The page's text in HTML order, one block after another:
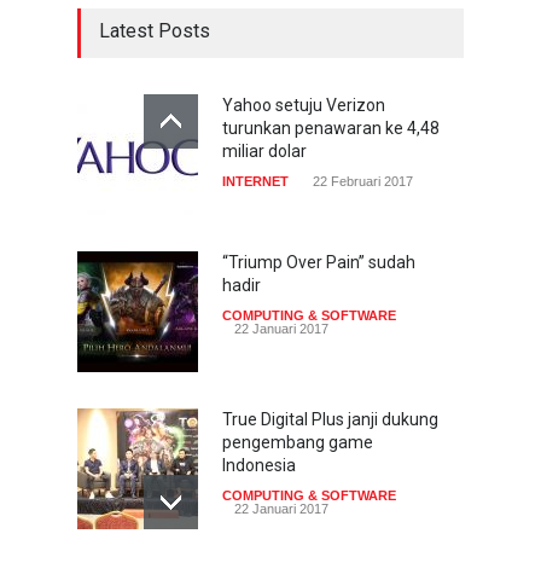
Latest Posts
Yahoo setuju Verizon
turunkan penawaran ke 4,48
miliar dolar
INTERNET 22 Februari 2017
“Triump Over Pain” sudah
hadir
COMPUTING & SOFTWARE
22 Januari 2017
True Digital Plus janji dukung
pengembang game
Indonesia
COMPUTING & SOFTWARE
22 Januari 2017